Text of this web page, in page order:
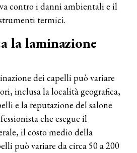
contro i danni ambientali e il
termici.
la laminazione
dei capelli può variare
inclusa la località geografica,
e la reputazione del salone
che esegue il
il costo medio della
può variare da circa 50 a 200